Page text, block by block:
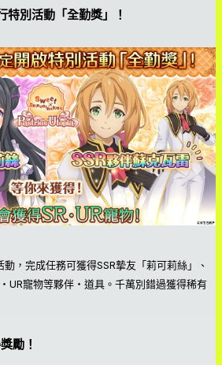
特別活動「全勤獎」！
，完成任務可獲得SSR摯友「莉可莉絲」、
UR寵物等夥伴・道具。千萬別錯過獲得稀有
勵！